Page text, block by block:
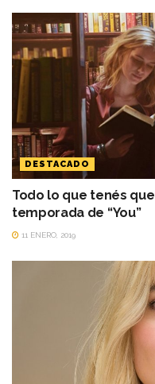
DESTACADO
Todo lo que tenés
temporada de “You”
11 ENERO, 2019